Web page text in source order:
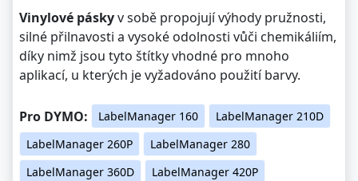
Vinylové páskyv sobě propojují výhody pružnosti,
silné přilnavosti a vysoké odolnosti vůči chemikáliím,
díky nimž jsou tyto štítky vhodné pro mnoho
aplikací, u kterých je vyžadováno použití barvy.
Pro DYMO: LabelManager 160
LabelManager 210D
LabelManager 260P
LabelManager 280
LabelManager 360D
LabelManager 420P